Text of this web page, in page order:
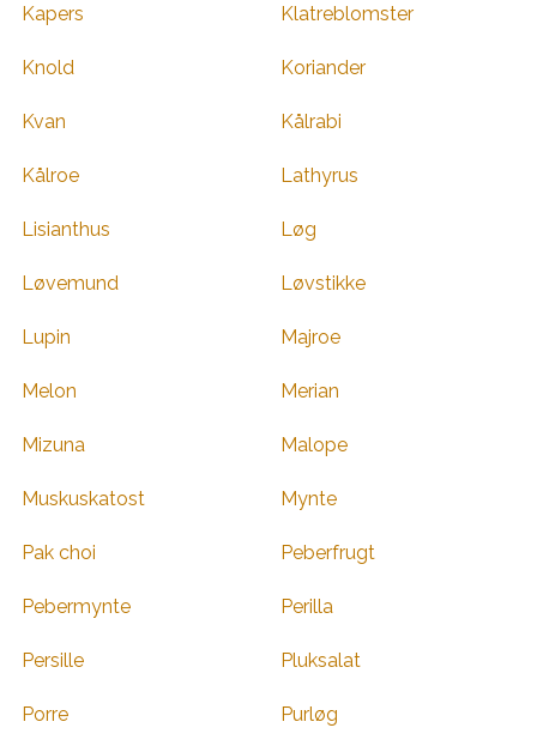
Kapers Klatreblomster
Knold Koriander
Kvan Kålrabi
Kålroe Lathyrus
Lisianthus Løg
Løvemund Løvstikke
Lupin Majroe
Melon Merian
Mizuna Malope
Muskuskatost Mynte
Pak choi Peberfrugt
Pebermynte Perilla
Persille Pluksalat
Porre Purløg